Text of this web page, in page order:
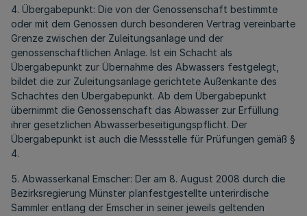
4. Übergabepunkt: Die von der Genossenschaft bestimmte
oder mit dem Genossen durch besonderen Vertrag vereinbarte
Grenze zwischen der Zuleitungsanlage und der
genossenschaftlichen Anlage. Ist ein Schacht als
Übergabepunkt zur Übernahme des Abwassers festgelegt,
bildet die zur Zuleitungsanlage gerichtete Außenkante des
Schachtes den Übergabepunkt. Ab dem Übergabepunkt
übernimmt die Genossenschaft das Abwasser zur Erfüllung
ihrer gesetzlichen Abwasserbeseitigungspflicht. Der
Übergabepunkt ist auch die Messstelle für Prüfungen gemäß §
4.
5. Abwasserkanal Emscher: Der am 8. August 2008 durch die
Bezirksregierung Münster planfestgestellte unterirdische
Sammler entlang der Emscher in seiner jeweils geltenden